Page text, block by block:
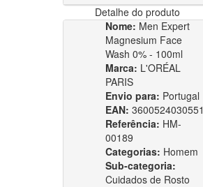
Detalhe do produto
Nome: Men Expert
Magnesium Face
Wash 0% - 100ml
Marca: L'ORÉAL
PARIS
Envio para: Portugal
EAN: 3600524030551
Referência: HM-
00189
Categorias: Homem
Sub-categoria:
Cuidados de Rosto